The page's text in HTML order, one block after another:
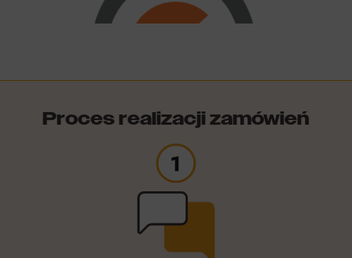
Certyfikat ISO 9001
Proces realizacji zamówień